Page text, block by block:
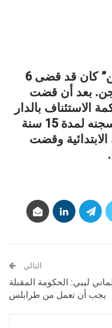
تجدر الإشارة إلى أن “بوعشرين” كان قد قضى 6
بعد أن قضت
الاستئناف بالدار
البيضاء. في 25 أكتوبر 2019. بسجنه لمدة 15 سنة
وقضت
التالي
ليبي: الحكومة المقبلة
يجب أن تعمل من طرابلس